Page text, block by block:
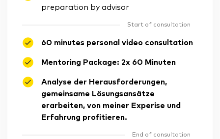
preparation by advisor
Start of consultation
60 minutes personal video consultation
Mentoring Package: 2x 60 Minuten
Analyse der Herausforderungen,
gemeinsame Lösungsansätze
erarbeiten, von meiner Experise und
Erfahrung profitieren.
End of consultation